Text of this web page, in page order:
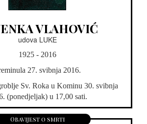
VLAHOVIĆ
udova LUKE
1925 - 2016
27. svibnja 2016.
Sv. Roka u Kominu 30. svibnja
(ponedjeljak) u 17,00 sati.
Obavijest o smrti